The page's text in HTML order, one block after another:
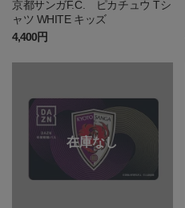
京都サンガF.C. ピカチュウ Tシ
ャツ WHITE キッズ
4,400円